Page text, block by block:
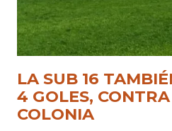
LA SUB 16
4 GOLES,
COLONIA